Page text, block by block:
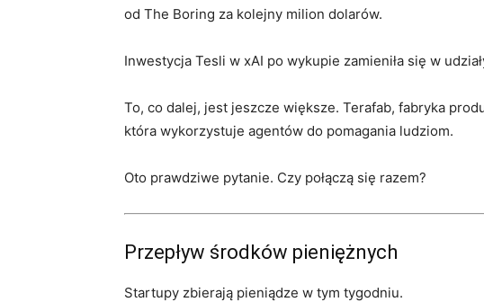
od The Boring za kolejny milion dolarów.
Inwestycja Tesli w xAI po wykupie zamieniła się w
To, co dalej, jest jeszcze większe. Terafab, fabryka
która wykorzystuje agentów do pomagania ludziom.
Oto prawdziwe pytanie. Czy połączą się razem?
Przepływ środków pieniężnych
Startupy zbierają pieniądze w tym tygodniu.